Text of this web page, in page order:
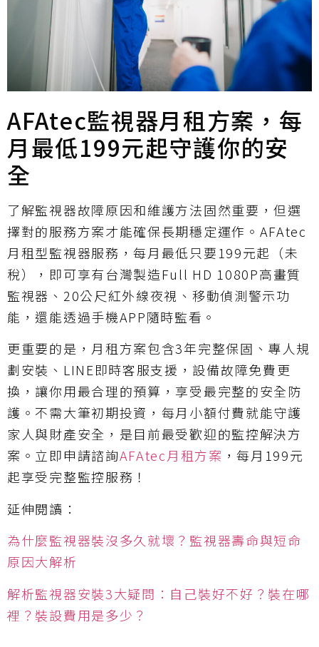
AFAtec監視器月租方案，每
月最低199元起守護你的安
全
了解監視器故障原因和維護方法固然重要，但選
擇對的服務方案才能確保長期穩定運作。AFAtec
月租型監視器服務，每月最低只要199元起（未
稅），即可享有台灣製造Full HD 1080P高畫質
監視器、20公尺紅外線夜視、移動偵測警示功
能，還能透過手機APP隨時監看。
更重要的是，月租方案包含3年完整保固、專人規
劃安裝、LINE即時客服支援，設備故障免費更
換，讓你用最合理的預算，享受最完整的安全防
護。不需大筆初期投資，每月小額付費就能守護
家人與財產安全，是目前最受歡迎的監控解決方
案。立即申請諮詢AFAtec月租方案 ，每月199元
起享受完整監控服務！
延伸閱讀：
為什麼監視器裝沒多久就壞？監視器壽命與短命
原因大解析
解析監視器安裝3大疑問：自己裝好不好？裝在哪
裡？裝設費用是多少？